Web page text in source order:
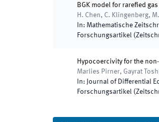
BGK model for rarefied
H. Chen, C. Klingenberg,
In: Mathematische
Forschungsartikel
Hypocoercivity for the
Marlies Pirner, Gayrat
In: Journal of Differential
Forschungsartikel